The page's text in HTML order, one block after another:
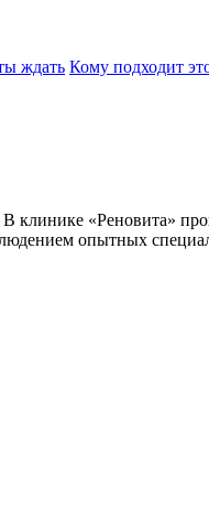
ждать Кому подходит
клинике «Реновита»
опытных